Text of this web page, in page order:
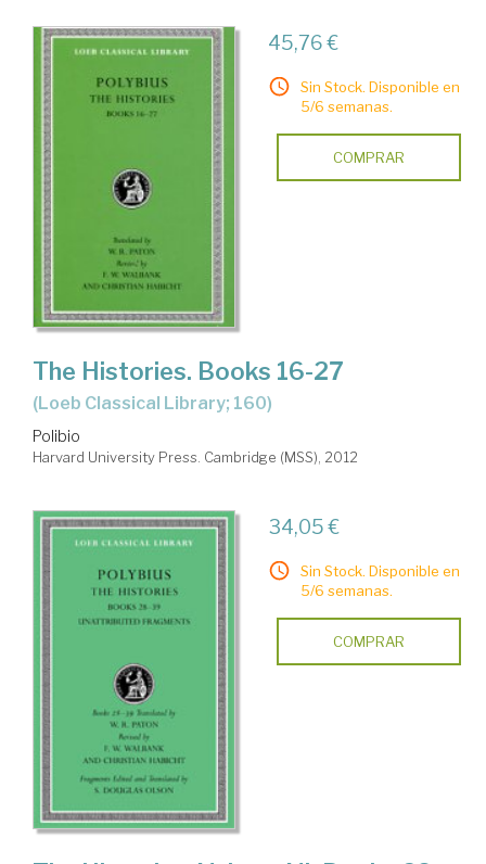
45,76 €
Sin Stock. Disponible en
5/6 semanas.
COMPRAR
The Histories. Books 16-27
(Loeb Classical Library; 160)
Polibio
Harvard University Press. Cambridge (MSS), 2012
34,05 €
Sin Stock. Disponible en
5/6 semanas.
COMPRAR